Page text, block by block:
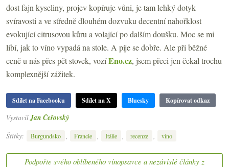
dost fajn kyseliny, projev kopíruje vůni, je tam lehký dotyk
svíravosti a ve středně dlouhém dozvuku decentní nahořklost
evokující citrusovou kůru a volající po dalším doušku. Moc se mi
líbí, jak to víno vypadá na stole. A pije se dobře. Ale při běžné
ceně u nás přes pět stovek, vozíEno.cz, jsem přeci jen čekal trochu
komplexnější zážitek.
Sdílet na Facebooku Sdílet na X Bluesky Kopírovat odkaz
Vystavil Jan Čeřovský
Štítky:
Burgundsko , Francie , Itálie , recenze , víno
Podpořte svého oblíbeného vínopsavce a nezávislé články z